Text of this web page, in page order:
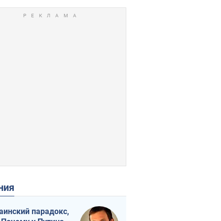
парадокс,